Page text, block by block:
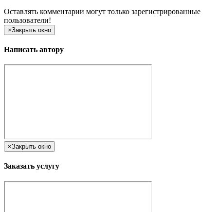
Оставлять комментарии могут только зарегистрированные
пользователи!
×Закрыть окно
Написать автору
×Закрыть окно
Заказать услугу